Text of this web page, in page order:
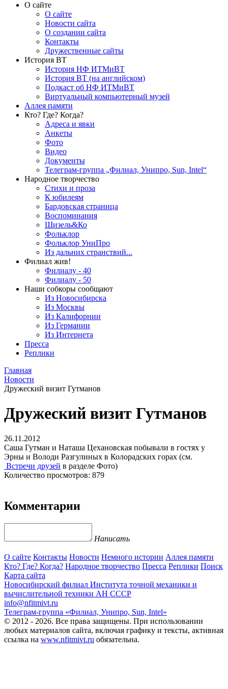
О сайте
О сайте
Новости сайта
О создании сайта
Контакты
Дружественные сайты
История ВТ
История НФ ИТМиВТ
История ВТ (на английском)
Подкаст об НФ ИТМиВТ
Виртуальный компьютерный музей
Аллея памяти
Кто? Где? Когда?
Адреса и явки
Анкеты
Фото
Видео
Документы
Телеграм-группа „Филиал, Унипро, Sun, Intel“
Народное творчество
Стихи и проза
К юбилеям
Бардовская страница
Воспоминания
Шизель&Ко
Фольклор
Фольклор УниПро
Из дальних странствий...
Филиал жив!
Филиалу - 40
Филиалу - 50
Наши собкоры сообщают
Из Новосибирска
Из Москвы
Из Калифорнии
Из Германии
Из Интернета
Пресса
Реплики
Главная
Новости
Дружеский визит Гутманов
Дружеский визит Гутманов
26.11.2012
Саша Гутман и Наташа Цехановская побывали в гостях у
Эрны и Володи Разгулиных в Колорадских горах (см.
Встречи друзей в разделе Фото)
Количество просмотров: 879
Комментарии
Написать
О сайте Контакты Новости Немного истории Аллея памяти
Кто? Где? Когда? Народное творчество Пресса Реплики Поиск
Карта сайта
Новосибирский филиал Института точной механики и
вычислительной техники АН СССР
info@nfitmivt.ru
Телеграм-группа «Филиал, Унипро, Sun, Intel»
© 2012 - 2026. Все права защищены. При использовании
любых материалов сайта, включая графику и тексты, активная
ссылка на www.nfitmivt.ru обязательна.